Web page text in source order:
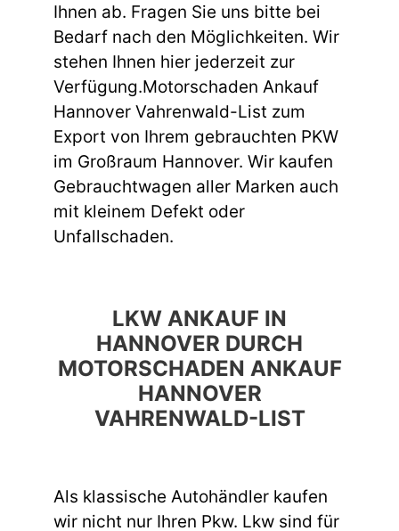
Ihnen ab. Fragen Sie uns bitte bei
Bedarf nach den Möglichkeiten. Wir
stehen Ihnen hier jederzeit zur
Verfügung.Motorschaden Ankauf
Hannover Vahrenwald-List zum
Export von Ihrem gebrauchten PKW
im Großraum Hannover. Wir kaufen
Gebrauchtwagen aller Marken auch
mit kleinem Defekt oder
Unfallschaden.
LKW ANKAUF IN
HANNOVER DURCH
MOTORSCHADEN ANKAUF
HANNOVER
VAHRENWALD-LIST
Als klassische Autohändler kaufen
wir nicht nur Ihren Pkw. Lkw sind für